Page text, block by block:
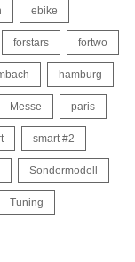
ebike
forstars fortwo
hamburg
Messe paris
smart #2
Sondermodell
Tuning